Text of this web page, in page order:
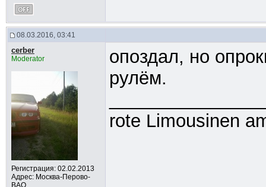
08.03.2016, 03:41
cerber
Moderator
Регистрация: 02.02.2013
Адрес: Москва-Перово-
ВАО
опоздал, но
рулём.
rote Limousinen